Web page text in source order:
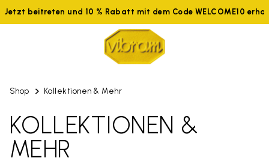
Jetzt beitreten und 10 % Rabatt mit dem Code WELCOME10
Shop Kollektionen & Mehr
KOLLEKTIONEN &
MEHR